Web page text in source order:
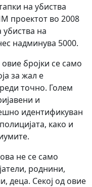
на убиства
проектот во 2008
убиства на
надминува 5000.
бројки се само
за жал е
точно. Голем
и
идентификуван
како и
не се само
роднини,
деца. Секој од овие